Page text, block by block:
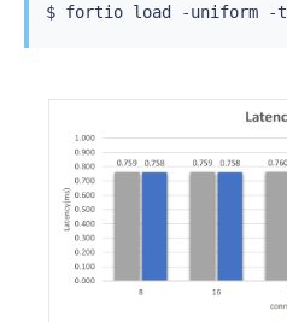
$ fortio load -uniform -t